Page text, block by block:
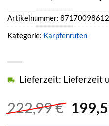
222,99€
Lieferzeit: Lieferzeit
Artikelnummer:
Kategorie: Karpfenruten